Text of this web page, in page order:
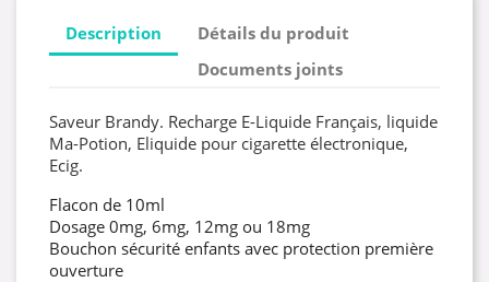
Description
Détails du produit
Documents joints
Saveur Brandy. Recharge E-Liquide Français, liquide
Ma-Potion, Eliquide pour cigarette électronique,
Ecig.
Flacon de 10ml
Dosage 0mg, 6mg, 12mg ou 18mg
Bouchon sécurité enfants avec protection première
ouverture